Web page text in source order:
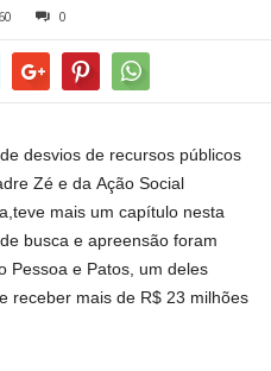
60 0
desvios de recursos públicos
Zé e da Ação Social
mais um capítulo nesta
busca e apreensão foram
Pessoa e Patos, um deles
receber mais de R$ 23 milhões